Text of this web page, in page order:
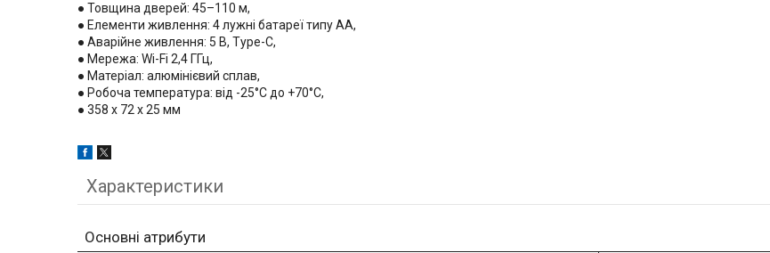
● Товщина дверей: 45–110 м,
● Елементи живлення: 4 лужні батареї типу АА,
● Аварійне живлення: 5 В, Type-C,
● Мережа: Wi-Fi 2,4 ГГц,
● Матеріал: алюмінієвий сплав,
● Робоча температура: від -25°C до +70°C,
● 358 x 72 x 25 мм
Характеристики
Основні атрибути